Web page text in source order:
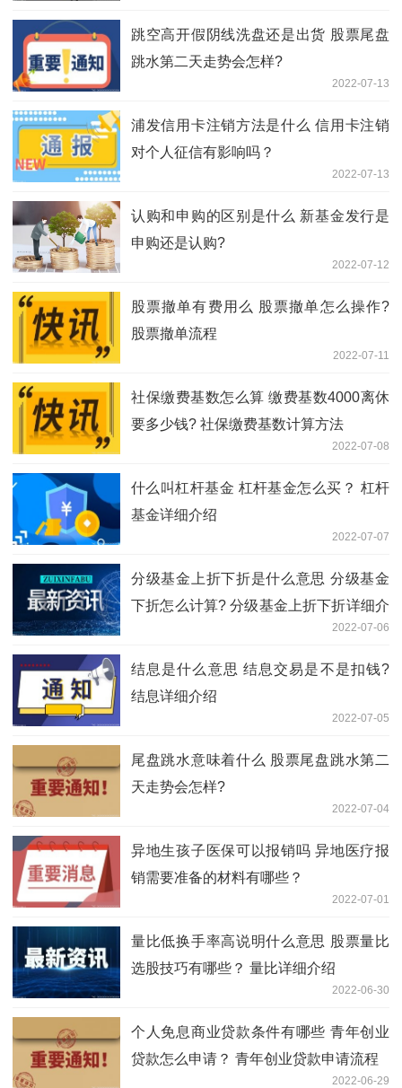
跳空高开假阴线洗盘还是出货 股票尾盘
跳水第二天走势会怎样?
2022-07-13
浦发信用卡注销方法是什么 信用卡注销
对个人征信有影响吗？
2022-07-13
认购和申购的区别是什么 新基金发行是
申购还是认购?
2022-07-12
股票撤单有费用么 股票撤单怎么操作?
股票撤单流程
2022-07-11
社保缴费基数怎么算 缴费基数4000离休
要多少钱? 社保缴费基数计算方法
2022-07-08
什么叫杠杆基金 杠杆基金怎么买？ 杠杆
基金详细介绍
2022-07-07
分级基金上折下折是什么意思 分级基金
下折怎么计算? 分级基金上折下折详细介
2022-07-06
结息是什么意思 结息交易是不是扣钱?
结息详细介绍
2022-07-05
尾盘跳水意味着什么 股票尾盘跳水第二
天走势会怎样?
2022-07-04
异地生孩子医保可以报销吗 异地医疗报
销需要准备的材料有哪些？
2022-07-01
量比低换手率高说明什么意思 股票量比
选股技巧有哪些？ 量比详细介绍
2022-06-30
个人免息商业贷款条件有哪些 青年创业
贷款怎么申请？ 青年创业贷款申请流程
2022-06-29